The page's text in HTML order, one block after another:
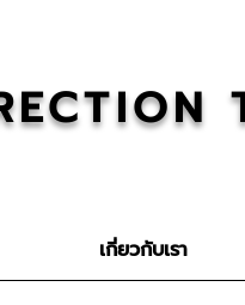
เกี่ยวกับเรา